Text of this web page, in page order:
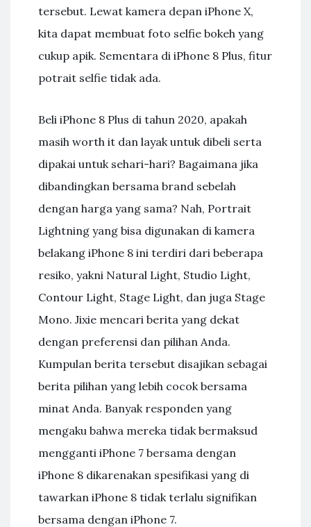
tersebut. Lewat kamera depan iPhone X,
kita dapat membuat foto selfie bokeh yang
cukup apik. Sementara di iPhone 8 Plus, fitur
potrait selfie tidak ada.
Beli iPhone 8 Plus di tahun 2020, apakah
masih worth it dan layak untuk dibeli serta
dipakai untuk sehari-hari? Bagaimana jika
dibandingkan bersama brand sebelah
dengan harga yang sama? Nah, Portrait
Lightning yang bisa digunakan di kamera
belakang iPhone 8 ini terdiri dari beberapa
resiko, yakni Natural Light, Studio Light,
Contour Light, Stage Light, dan juga Stage
Mono. Jixie mencari berita yang dekat
dengan preferensi dan pilihan Anda.
Kumpulan berita tersebut disajikan sebagai
berita pilihan yang lebih cocok bersama
minat Anda. Banyak responden yang
mengaku bahwa mereka tidak bermaksud
mengganti iPhone 7 bersama dengan
iPhone 8 dikarenakan spesifikasi yang di
tawarkan iPhone 8 tidak terlalu signifikan
bersama dengan iPhone 7.